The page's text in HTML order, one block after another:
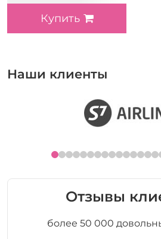
Купить
Наши клиенты
Отзывы
более 50 000